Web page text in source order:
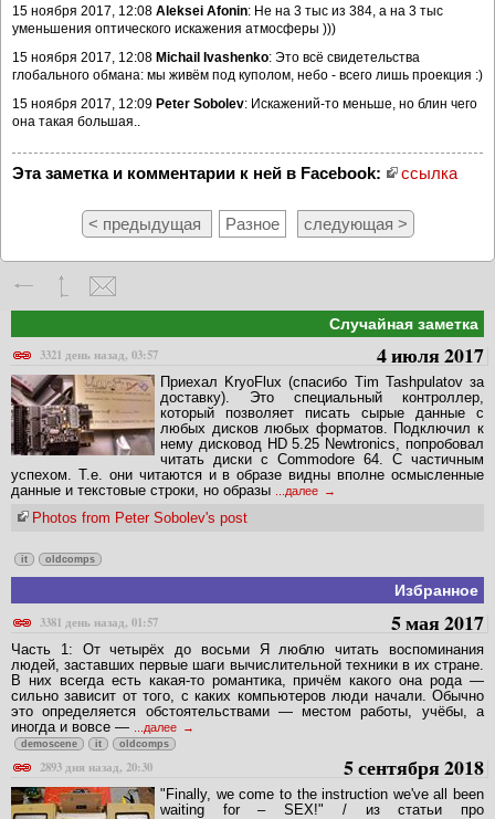
15 ноября 2017, 12:08 Aleksei Afonin: Не на 3 тыс из 384, а на 3 тыс
уменьшения оптического искажения атмосферы )))
15 ноября 2017, 12:08 Michail Ivashenko: Это всё свидетельства
глобального обмана: мы живём под куполом, небо - всего лишь проекция :)
15 ноября 2017, 12:09 Peter Sobolev: Искажений-то меньше, но блин чего
она такая большая..
Эта заметка и комментарии к ней в Facebook: ссылка
< предыдущая Разное следующая >
Случайная заметка
3321 день назад, 03:57
4 июля 2017
Приехал KryoFlux (спасибо Tim Tashpulatov за
доставку). Это специальный контроллер,
который позволяет писать сырые данные с
любых дисков любых форматов. Подключил к
нему дисковод HD 5.25 Newtronics, попробовал
читать диски с Commodore 64. С частичным
успехом. Т.е. они читаются и в образе видны вполне осмысленные
данные и текстовые строки, но образы
...далее
Photos from Peter Sobolev's post
it oldcomps
Избранное
3381 день назад, 01:57
5 мая 2017
Часть 1: От четырёх до восьми Я люблю читать воспоминания
людей, заставших первые шаги вычислительной техники в их стране.
В них всегда есть какая-то романтика, причём какого она рода —
сильно зависит от того, с каких компьютеров люди начали. Обычно
это определяется обстоятельствами — местом работы, учёбы, а
иногда и вовсе —
...далее
demoscene it oldcomps
2893 дня назад, 20:30 5 сентября 2018
"Finally, we come to the instruction we've all been
waiting for – SEX!" / из статьи про